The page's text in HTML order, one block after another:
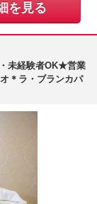
を見る
未経験者OK★営業
＊ラ・ブランカパ